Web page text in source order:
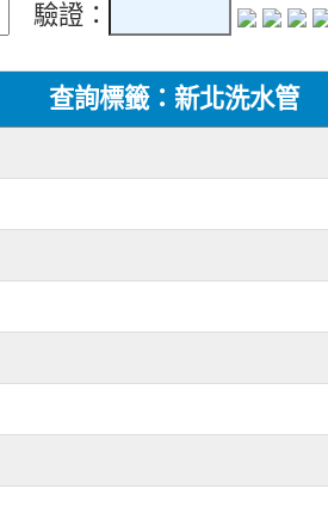
驗證：
查詢標籤：新北洗水管